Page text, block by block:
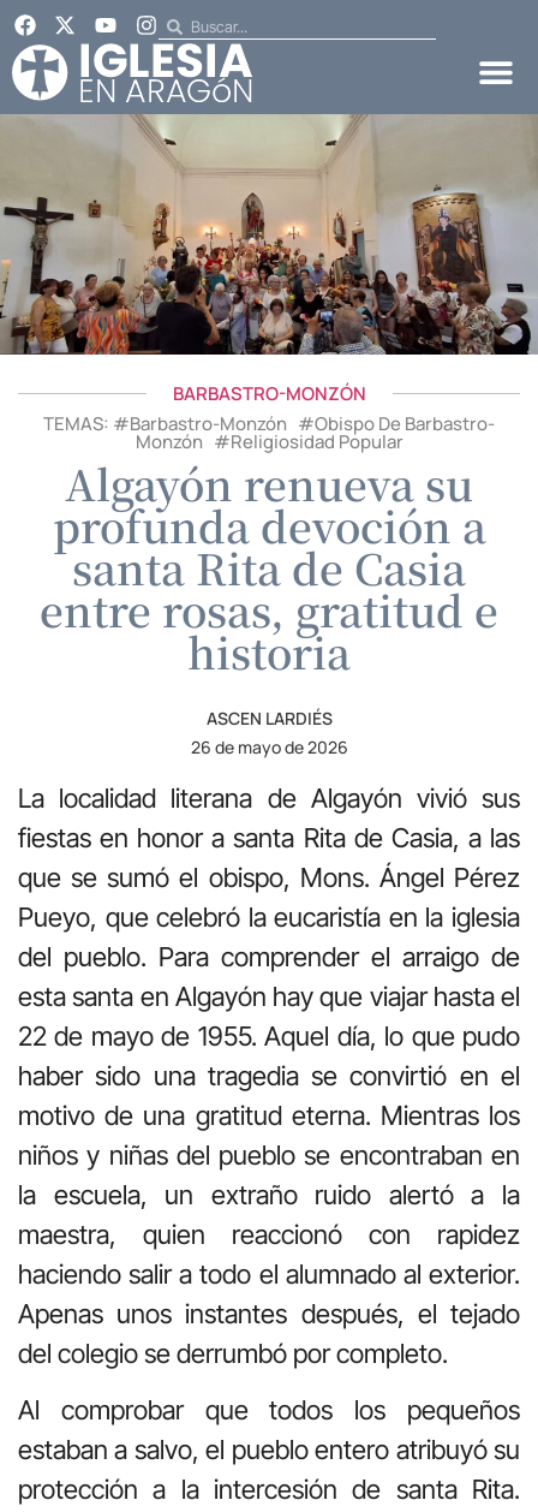
BARBASTRO-MONZÓN
TEMAS: #Barbastro-Monzón #Obispo De Barbastro-
Monzón #Religiosidad Popular
Algayón renueva su
profunda devoción a
santa Rita de Casia
entre rosas, gratitud e
historia
ASCEN LARDIÉS
26 de mayo de 2026
La localidad literana de Algayón vivió sus
fiestas en honor a santa Rita de Casia, a las
que se sumó el obispo, Mons. Ángel Pérez
Pueyo, que celebró la eucaristía en la iglesia
del pueblo. Para comprender el arraigo de
esta santa en Algayón hay que viajar hasta el
22 de mayo de 1955. Aquel día, lo que pudo
haber sido una tragedia se convirtió en el
motivo de una gratitud eterna. Mientras los
niños y niñas del pueblo se encontraban en
la escuela, un extraño ruido alertó a la
maestra, quien reaccionó con rapidez
haciendo salir a todo el alumnado al exterior.
Apenas unos instantes después, el tejado
del colegio se derrumbó por completo.
Al comprobar que todos los pequeños
estaban a salvo, el pueblo entero atribuyó su
protección a la intercesión de santa Rita.